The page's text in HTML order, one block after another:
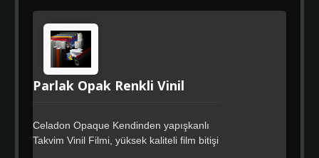
Parlak Opak Renkli Vinil
Celadon Opaque Kendinden yapışkanlı
Takvim Vinil Filmi, yüksek kaliteli film bitişi